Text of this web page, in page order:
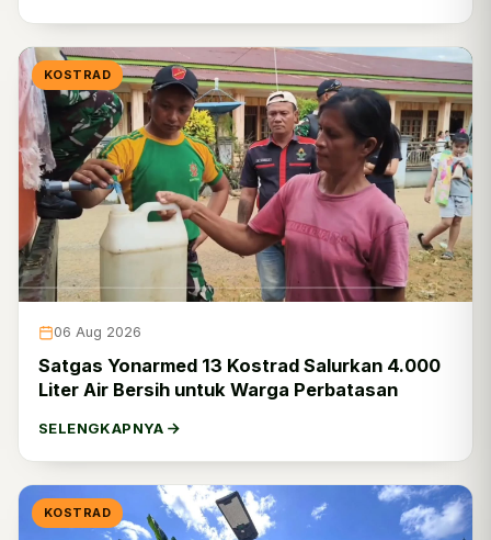
KOSTRAD
06 Aug 2026
Satgas Yonarmed 13 Kostrad Salurkan 4.000
Liter Air Bersih untuk Warga Perbatasan
SELENGKAPNYA
KOSTRAD